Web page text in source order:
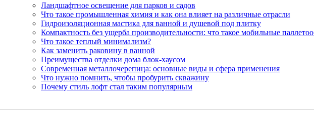
Ландшафтное освещение для парков и садов
Что такое промышленная химия и как она влияет на различные отрасли
Гидроизоляционная мастика для ванной и душевой под плитку
Компактность без ущерба производительности: что такое мобильные
Что такое теплый минимализм?
Как заменить раковину в ванной
Преимущества отделки дома блок-хаусом
Современная металлочерепица: основные виды и сфера применения
Что нужно помнить, чтобы пробурить скважину
Почему стиль лофт стал таким популярным